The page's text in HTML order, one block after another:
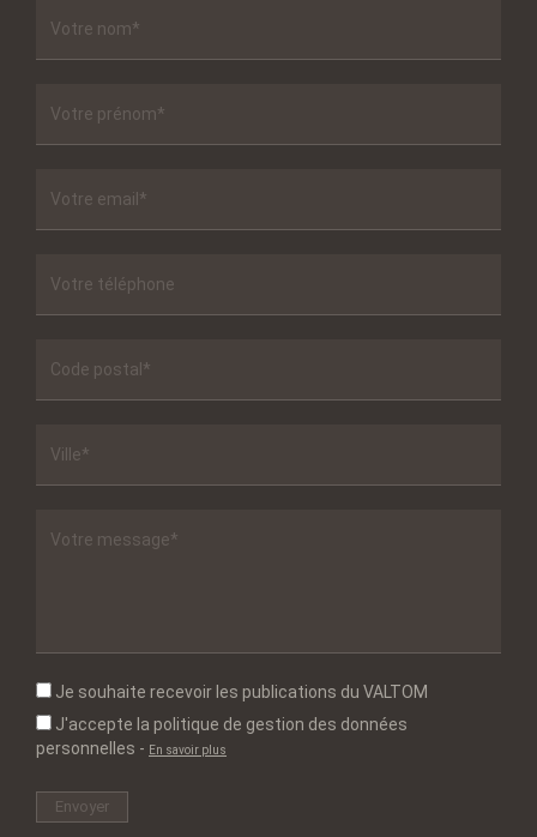
Je souhaite recevoir les publications du VALTOM
J'accepte la politique de gestion des données
personnelles - En savoir plus